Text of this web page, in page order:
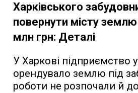
Харківського
повернути місту
млн грн: Деталі
У Харкові підприємство
орендувало землю під
роботи не розпочали й